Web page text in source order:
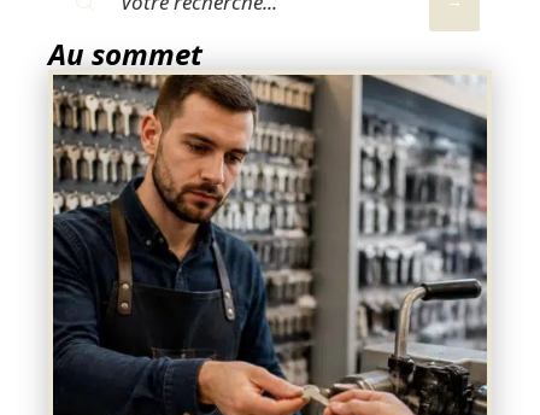
Au sommet